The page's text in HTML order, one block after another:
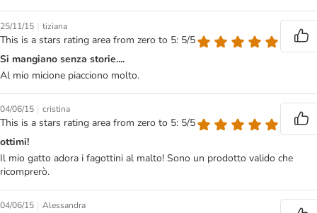
25/11/15 | tiziana
This is a stars rating area from zero to 5: 5/5
Si mangiano senza storie....
Al mio micione piacciono molto.
04/06/15 | cristina
This is a stars rating area from zero to 5: 5/5
ottimi!
Il mio gatto adora i fagottini al malto! Sono un prodotto valido che
ricomprerò.
04/06/15 | Alessandra